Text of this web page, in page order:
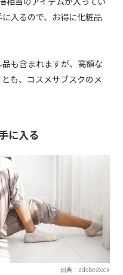
入るので、お得に化粧品
も含まれますが、高額な
も、コスメサブスクのメ
に入る
出典：adobestock